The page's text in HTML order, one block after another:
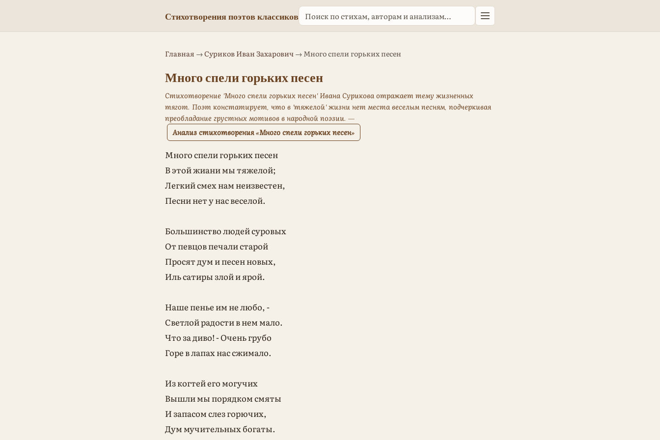
Стихотворения поэтов классиков
Главная →Суриков Иван Захарович → Много спели горьких песен
Много спели горьких песен
Стихотворение 'Много спели горьких песен' Ивана Сурикова отражает тему жизненных
тягот. Поэт констатирует, что в 'тяжелой' жизни нет места веселым песням, подчеркивая
преобладание грустных мотивов в народной поэзии. —
Анализ стихотворения «Много спели горьких песен»
Много спели горьких песен
В этой жиани мы тяжелой;
Легкий смех нам неизвестен,
Песни нет у нас веселой.
Большинство людей суровых
От певцов печали старой
Просят дум и песен новых,
Иль сатиры злой и ярой.
Наше пенье им не любо, -
Светлой радости в нем мало.
Что за диво! - Очень грубо
Горе в лапах нас сжимало.
Из когтей его могучих
Вышли мы порядком смяты
И запасом слез горючих,
Дум мучительных богаты.